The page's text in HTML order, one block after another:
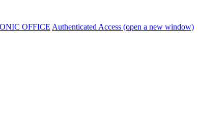
OFFICE Authenticated Access (open a new window)